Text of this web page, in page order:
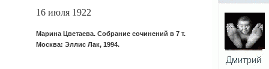
16 июля 1922
Марина Цветаева. Собрание сочинений в 7 т.
Москва: Эллис Лак, 1994.